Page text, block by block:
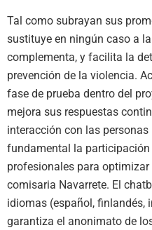
Tal como subrayan sus
sustituye en ningún caso a
complementa, y facilita la
prevención de la violencia.
fase de prueba dentro del
mejora sus respuestas
interacción con las personas
fundamental la
profesionales para optimizar
comisaria Navarrete. El
idiomas (español, finlandés,
garantiza el anonimato de